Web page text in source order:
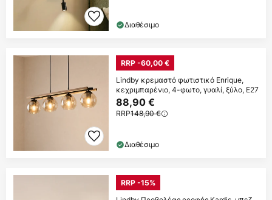
Διαθέσιμο
RRP -60,00 €
Lindby κρεμαστό φωτιστικό Enrique,
κεχριμπαρένιο, 4-φωτο, γυαλί, ξύλο, E27
88,90 €
RRP148,90 €
Διαθέσιμο
RRP -15%